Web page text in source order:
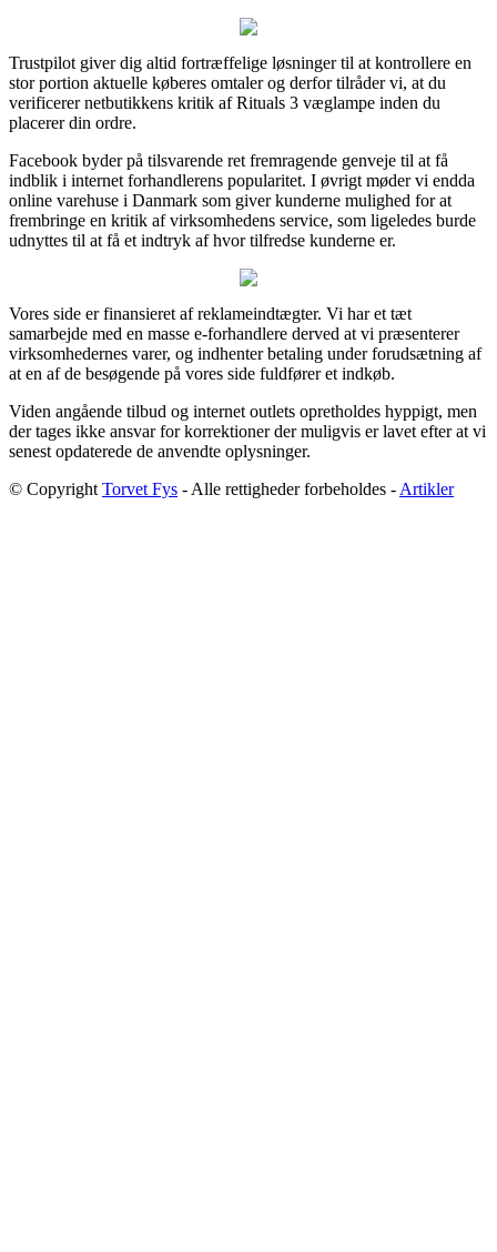
Trustpilot giver dig altid fortræffelige løsninger til at kontrollere en
stor portion aktuelle køberes omtaler og derfor tilråder vi, at du
verificerer netbutikkens kritik af Rituals 3 væglampe inden du
placerer din ordre.
Facebook byder på tilsvarende ret fremragende genveje til at få
indblik i internet forhandlerens popularitet. I øvrigt møder vi endda
online varehuse i Danmark som giver kunderne mulighed for at
frembringe en kritik af virksomhedens service, som ligeledes burde
udnyttes til at få et indtryk af hvor tilfredse kunderne er.
Vores side er finansieret af reklameindtægter. Vi har et tæt
samarbejde med en masse e-forhandlere derved at vi præsenterer
virksomhedernes varer, og indhenter betaling under forudsætning af
at en af de besøgende på vores side fuldfører et indkøb.
Viden angående tilbud og internet outlets opretholdes hyppigt, men
der tages ikke ansvar for korrektioner der muligvis er lavet efter at vi
senest opdaterede de anvendte oplysninger.
© Copyright Torvet Fys - Alle rettigheder forbeholdes - Artikler